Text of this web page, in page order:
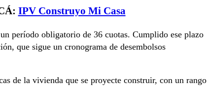
IPV Construyo Mi Casa
período obligatorio de 36 cuotas. Cumplido ese plazo
que sigue un cronograma de desembolsos
de la vivienda que se proyecte construir, con un rango